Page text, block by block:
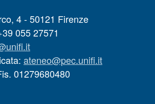
4 - 50121 Firenze
055 27571
ateneo@pec.unifi.it
01279680480